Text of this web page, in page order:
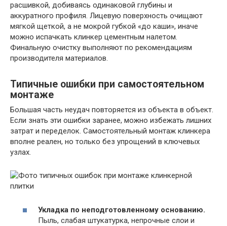
расшивкой, добиваясь одинаковой глубины и
аккуратного профиля. Лицевую поверхность очищают
мягкой щеткой, а не мокрой губкой «до каши», иначе
можно испачкать клинкер цементным налетом.
Финальную очистку выполняют по рекомендациям
производителя материалов.
Типичные ошибки при самостоятельном
монтаже
Большая часть неудач повторяется из объекта в объект.
Если знать эти ошибки заранее, можно избежать лишних
затрат и переделок. Самостоятельный монтаж клинкера
вполне реален, но только без упрощений в ключевых
узлах.
Укладка по неподготовленному основанию.
Пыль, слабая штукатурка, непрочные слои и